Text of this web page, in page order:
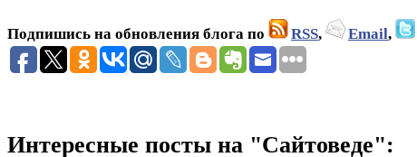
Подпишись на обновления блога по RSS, Email,
Интересные посты на "Сайтоведе":